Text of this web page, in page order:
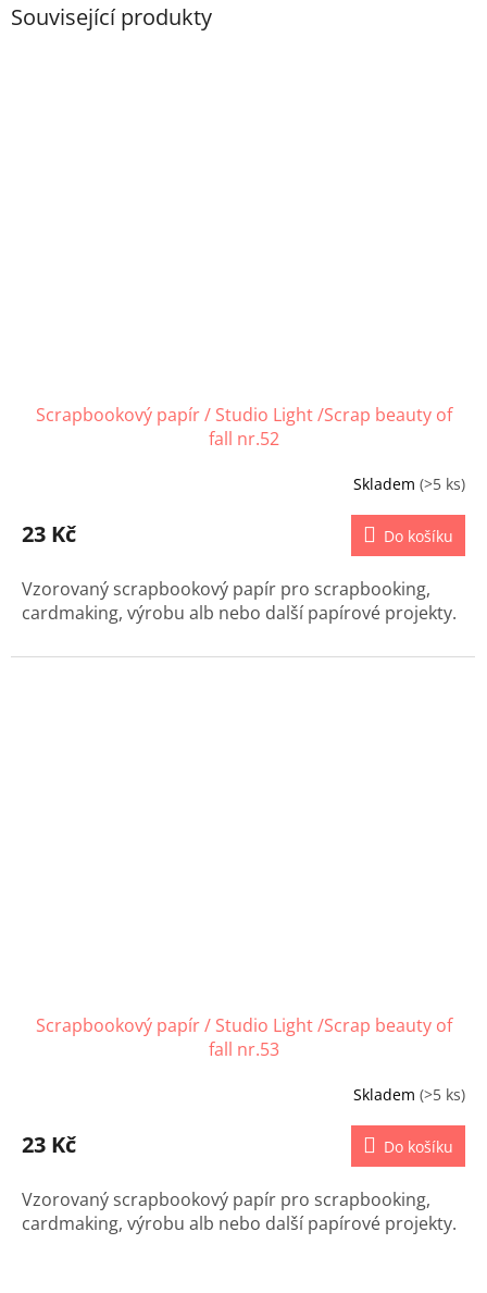
Související produkty
Scrapbookový papír / Studio Light /Scrap beauty of
fall nr.52
Skladem (>5 ks)
23 Kč Do košíku
Vzorovaný scrapbookový papír pro scrapbooking,
cardmaking, výrobu alb nebo další papírové projekty.
Scrapbookový papír / Studio Light /Scrap beauty of
fall nr.53
Skladem (>5 ks)
23 Kč Do košíku
Vzorovaný scrapbookový papír pro scrapbooking,
cardmaking, výrobu alb nebo další papírové projekty.